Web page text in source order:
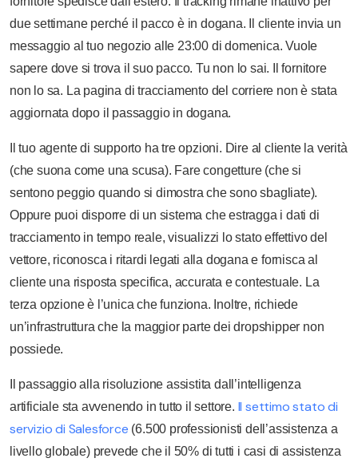
due settimane perché il pacco è in dogana. Il cliente invia un
messaggio al tuo negozio alle 23:00 di domenica. Vuole
sapere dove si trova il suo pacco. Tu non lo sai. Il fornitore
non lo sa. La pagina di tracciamento del corriere non è stata
aggiornata dopo il passaggio in dogana.
Il tuo agente di supporto ha tre opzioni. Dire al cliente la verità
(che suona come una scusa). Fare congetture (che si
sentono peggio quando si dimostra che sono sbagliate).
Oppure puoi disporre di un sistema che estragga i dati di
tracciamento in tempo reale, visualizzi lo stato effettivo del
vettore, riconosca i ritardi legati alla dogana e fornisca al
cliente una risposta specifica, accurata e contestuale. La
terza opzione è l’unica che funziona. Inoltre, richiede
un’infrastruttura che la maggior parte dei dropshipper non
possiede.
Il passaggio alla risoluzione assistita dall’intelligenza
artificiale sta avvenendo in tutto il settore. Il settimo stato di
servizio di Salesforce (6.500 professionisti dell’assistenza a
livello globale) prevede che il 50% di tutti i casi di assistenza